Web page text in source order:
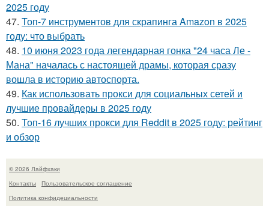
2025 году
47. Топ-7 инструментов для скрапинга Amazon в 2025
году: что выбрать
48. 10 июня 2023 года легендарная гонка "24 часа Ле -
Мана" началась с настоящей драмы, которая сразу
вошла в историю автоспорта.
49. Как использовать прокси для социальных сетей и
лучшие провайдеры в 2025 году
50. Топ-16 лучших прокси для Reddit в 2025 году: рейтинг
и обзор
© 2026 Лайфхаки
Контакты
Пользовательское соглашение
Политика конфидециальности